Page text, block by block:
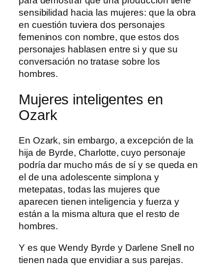
sensibilidad hacia las mujeres: que la obra
en cuestión tuviera dos personajes
femeninos con nombre, que estos dos
personajes hablasen entre si y que su
conversación no tratase sobre los
hombres.
Mujeres inteligentes en
Ozark
En Ozark, sin embargo, a excepción de la
hija de Byrde, Charlotte, cuyo personaje
podría dar mucho más de sí y se queda en
el de una adolescente simplona y
metepatas, todas las mujeres que
aparecen tienen inteligencia y fuerza y
están a la misma altura que el resto de
hombres.
Y es que Wendy Byrde y Darlene Snell no
tienen nada que envidiar a sus parejas.